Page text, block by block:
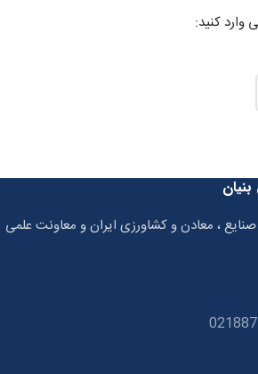
وارد کنید:
صنایع ، معادن و کشاورزی ایران و معاونت علمی